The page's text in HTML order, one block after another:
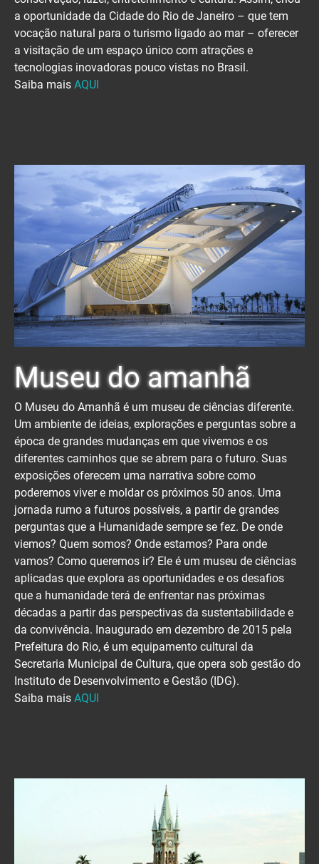
a oportunidade da Cidade do Rio de Janeiro – que tem
vocação natural para o turismo ligado ao mar – oferecer
a visitação de um espaço único com atrações e
tecnologias inovadoras pouco vistas no Brasil.
Saiba mais AQUI
Museu do amanhã
O Museu do Amanhã é um museu de ciências diferente.
Um ambiente de ideias, explorações e perguntas sobre a
época de grandes mudanças em que vivemos e os
diferentes caminhos que se abrem para o futuro. Suas
exposições oferecem uma narrativa sobre como
poderemos viver e moldar os próximos 50 anos. Uma
jornada rumo a futuros possíveis, a partir de grandes
perguntas que a Humanidade sempre se fez. De onde
viemos? Quem somos? Onde estamos? Para onde
vamos? Como queremos ir? Ele é um museu de ciências
aplicadas que explora as oportunidades e os desafios
que a humanidade terá de enfrentar nas próximas
décadas a partir das perspectivas da sustentabilidade e
da convivência. Inaugurado em dezembro de 2015 pela
Prefeitura do Rio, é um equipamento cultural da
Secretaria Municipal de Cultura, que opera sob gestão do
Instituto de Desenvolvimento e Gestão (IDG).
Saiba mais AQUI